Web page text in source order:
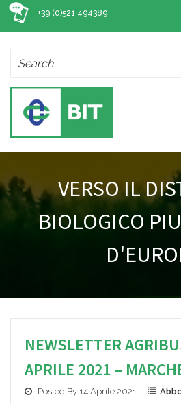
+39 (0)521 494389
VERSO IL
BIOLOGICO
NEWSLETTER
APRILE 2021 –
Posted By 14 Aprile 2021